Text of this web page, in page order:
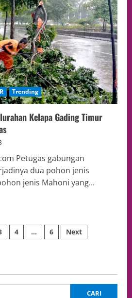
Trending
Kelapa Gading Timur
Petugas gabungan
dua pohon jenis
jenis Mahoni yang...
4 … 6 Next
CARI